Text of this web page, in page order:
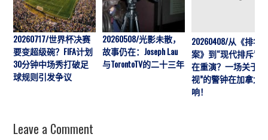
20260717/世界杯决赛
要变超级碗？FIFA计划
30分钟中场秀打破足
球规则引发争议
20260508/光影未散，
故事仍在：Joseph Lau
与TorontoTV的二十三年
20260408/从《排华
案》到“现代排斥”历
在重演？一场关于“
视”的警钟在加拿大
响！
Leave a Comment